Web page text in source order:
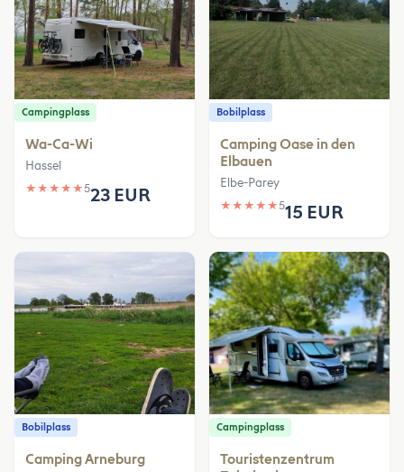
Campingplass
Wa-Ca-Wi
Hassel
★ ★ ★ ★ ★523 EUR
Bobilplass
Camping Oase in den
Elbauen
Elbe-Parey
★ ★ ★ ★ ★515 EUR
Bobilplass
Camping Arneburg
Campingplass
Touristenzentrum